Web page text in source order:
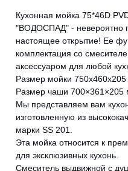
Кухонная мойка 75*46D
"ВОДОСПАД" - невероятно
настоящее открытие! Ее
комплектация со
аксессуаром для любой
Размер мойки
Размер чаши 700×361×205
Мы представляем вам
изготовленную из
марки SS 201.
Эта мойка относится к
для эксклюзивных кухонь.
Смеситель выдвижной с